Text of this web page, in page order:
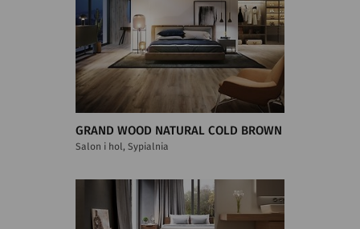
GRAND WOOD NATURAL COLD BROWN
Salon i hol, Sypialnia